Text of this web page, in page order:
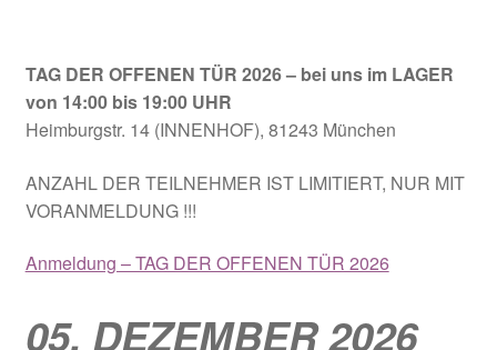
TAG DER OFFENEN TÜR 2026– bei uns im LAGER
von 14:00 bis 19:00 UHR
Heimburgstr. 14 (INNENHOF), 81243 München
ANZAHL DER TEILNEHMER IST LIMITIERT, NUR MIT
VORANMELDUNG !!!
Anmeldung – TAG DER OFFENEN TÜR 2026
05. DEZEMBER 2026